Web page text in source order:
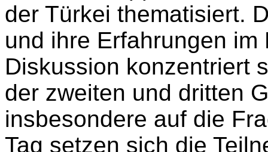
der Türkei thematisiert.
und ihre Erfahrungen
Diskussion konzentriert
der zweiten und dritten
insbesondere auf die
Tag setzen sich die